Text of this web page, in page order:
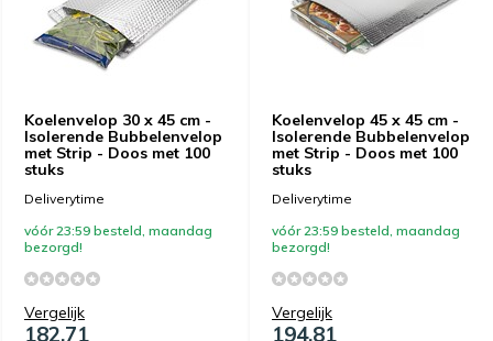
Koelenvelop 30 x 45 cm -
Isolerende Bubbelenvelop
met Strip - Doos met 100
stuks
Deliverytime
vóór 23:59 besteld, maandag
bezorgd!
Vergelijk
182,71
Koelenvelop 45 x 45 cm -
Isolerende Bubbelenvelop
met Strip - Doos met 100
stuks
Deliverytime
vóór 23:59 besteld, maandag
bezorgd!
Vergelijk
194,81